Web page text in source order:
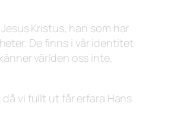
Kristus, han som har
De finns i vår identitet
världen oss inte,
vi fullt ut får erfara Hans